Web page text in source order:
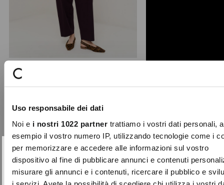
Uso responsabile dei dati
Noi e i nostri 1022 partnertrattiamo i vostri dati personali,
esempio il vostro numero IP, utilizzando tecnologie come i
per memorizzare e accedere alle informazioni sul vostro
dispositivo al fine di pubblicare annunci e contenuti
misurare gli annunci e i contenuti, ricercare il pubblico e
i servizi. Avete la possibilità di scegliere chi utilizza i vostri
line embody a dynamic urban style.
Crafted from a comfort ...
reduced
from
€99.00 to €49.50
-50%
Close
SUBSCRIBE TO OUR
NEWSLETTER